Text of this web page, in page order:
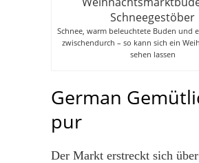
Schnee, warm beleuchtete Buden und
zwischendurch – so kann sich ein
sehen lassen
German
pur
Der Markt erstreckt sich